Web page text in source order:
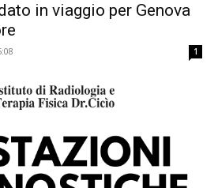
in viaggio per Genova
1